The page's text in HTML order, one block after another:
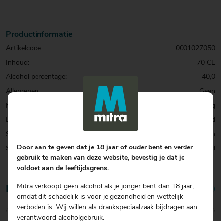
Reviews 4,7/5 (3 reviews)
Productinformatie
Artikelcode:
0001027050
Inhoud:
70 CL
Alcohol percentage:
40,0
Allergenen:
Geen
Merk:
Copper Dog
Land:
Schotland
Smaak:
Rijk & Aromatisch
Soort:
Blend
Door aan te geven dat je 18 jaar of ouder bent en verder
gebruik te maken van deze website, bevestig je dat je
voldoet aan de leeftijdsgrens.
Mitra verkoopt geen alcohol als je jonger bent dan 18 jaar,
omdat dit schadelijk is voor je gezondheid en wettelijk
verboden is. Wij willen als drankspeciaalzaak bijdragen aan
verantwoord alcoholgebruik.